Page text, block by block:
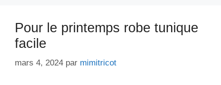
Pour le printemps robe tunique
facile
mars 4, 2024 par mimitricot